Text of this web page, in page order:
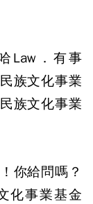
Law．有事
族文化事業
族文化事業
你給問嗎？
化事業基金